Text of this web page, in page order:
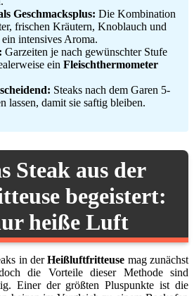
Geschmacksplus: Die Kombination
frischen Kräutern, Knoblauch und
intensives Aroma.
Garzeiten je nach gewünschter Stufe
ein Fleischthermometer
Steaks nach dem Garen 5-
lassen, damit sie saftig bleiben.
Steak aus der
begeistert:
heiße Luft
in derHeißluftfritteuse mag zunächst
die Vorteile dieser Methode sind
Einer der größten Pluspunkte ist die